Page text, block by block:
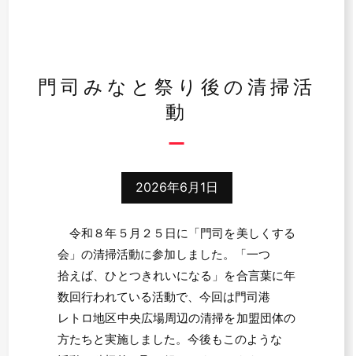
門司みなと祭り後の清掃活
動
2026年6月1日
令和８年５月２５日に「門司を美しくする
会」の清掃活動に参加しました。「一つ
拾えば、ひとつきれいになる」を合言葉に年
数回行われている活動で、今回は門司港
レトロ地区中央広場周辺の清掃を加盟団体の
方たちと実施しました。今後もこのような